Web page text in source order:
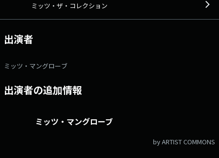
ミッツ・ザ・コレクション
出演者
ミッツ・マングローブ
出演者の追加情報
ミッツ・マングローブ
by ARTIST COMMONS